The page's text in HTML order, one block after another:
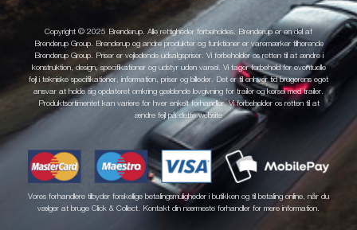
Copyright © 2025 Brenderup. Alle rettigheder forbeholdes. Brenderup er en del af
Brenderup Group. Brenderup og andre produkter og funktioner er varemærker tilhørende
Brenderup Group. Priser er vejledende udsalgspriser. Vi forbeholder os retten til at ændre i
konstruktion, design, specifikationer og udstyr uden varsel. Vi tager forbehold for eventuelle
fejl i tekniske specifikationer, information, priser og billeder. Det er til enhver tid brugerens eget
ansvar at holde sig opdateret omkring gældende lovgivning for trailer og kørsel med trailer.
Produktsortimentet kan variere for hver enkelt forhandler. Vi forbeholder os retten til at
ændre fejl på dette website
Vores forhandlere tilbyder forskellige betalingsmuligheder i butikken og til betaling online, når du
vælger at bruge Click & Collect. Kontakt din nærmeste forhandler for mere information.